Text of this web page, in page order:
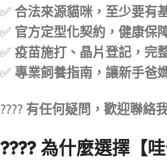
✅ 合法來源貓咪，至少要有
✅ 官方定型化契約，健康保
✅ 疫苗施打、晶片登記，完
✅ 專業飼養指南，讓新手爸
???? 有任何疑問，歡迎聯絡
???? 為什麼選擇【